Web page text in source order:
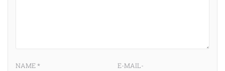
NAME*
E-MAIL-